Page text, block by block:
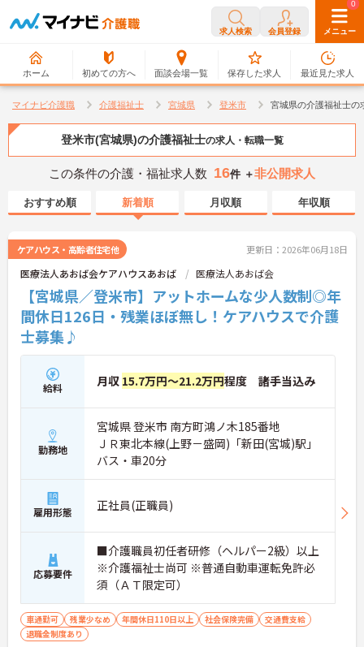
求人検索 会員登録 メニュー
ホーム 初めての方へ 面談会場一覧
0
保存した求人
0
最近見た求人
マイナビ介護職 介護福祉士 宮城県 登米市 宮城県の介護福祉士の
登米市(宮城県)の介護福祉士の求人・転職一覧
この条件の介護・福祉求人数 16件 ＋非公開求人
おすすめ順 新着順 月収順 年収順
ケアハウス・高齢者住宅他 更新日：2026年06月18日
医療法人あおば会ケアハウスあおば 医療法人あおば会
【宮城県／登米市】アットホームな少人数制◎年
間休日126日・残業ほぼ無し！ケアハウスで介護
士募集♪
給料 月収 15.7万円～21.2万円程度 諸手当込み
勤務地
宮城県 登米市 南方町鴻ノ木185番地
ＪＲ東北本線(上野－盛岡)「新田(宮城)駅」
バス・車20分
雇用形態 正社員(正職員)
応募要件
■介護職員初任者研修（ヘルパー2級）以上
※介護福祉士尚可 ※普通自動車運転免許必
須（ＡＴ限定可）
車通勤可 残業少なめ 年間休日110日以上 社会保険完備
交通費支給
退職金制度あり